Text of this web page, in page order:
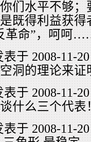
们水平不够
既得利益获
革命”，呵呵
于 2008-11-
洞的理论来证
于 2008-11-
什么三个代表
于 2008-11-